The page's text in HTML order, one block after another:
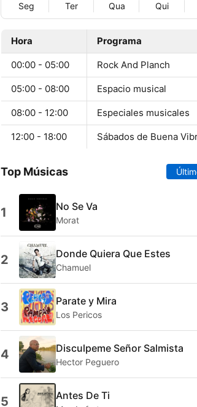
Seg Ter Qua Qui
Hora Programa
00:00 - 05:00 Rock And Planch
05:00 - 08:00 Espacio musical
08:00 - 12:00 Especiales musicales
12:00 - 18:00 Sábados de Buena
Top Músicas
1 No Se Va
Morat
2 Donde Quiera Que Estes
Chamuel
3 Parate y Mira
Los Pericos
4 Disculpeme Señor Salmista
Hector Peguero
5 Antes De Ti